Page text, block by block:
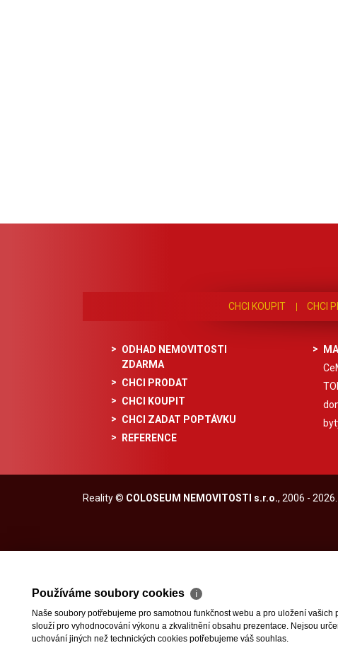
CHCI KOUPIT CHCI
ODHAD NEMOVITOSTI
ZDARMA
CHCI PRODAT
CHCI KOUPIT
CHCI ZADAT POPTÁVKU
REFERENCE
Reality© COLOSEUM NEMOVITOSTI s.r.o., 2006 -
Používáme soubory cookies ℹ
Naše soubory potřebujeme pro samotnou funkčnost webu a pro uložení
slouží pro vyhodnocování výkonu a zkvalitnění obsahu prezentace. Nejsou
uchování jiných než technických cookies potřebujeme váš souhlas.